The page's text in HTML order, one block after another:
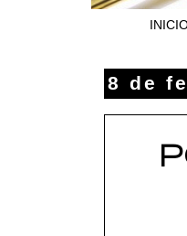
8 de